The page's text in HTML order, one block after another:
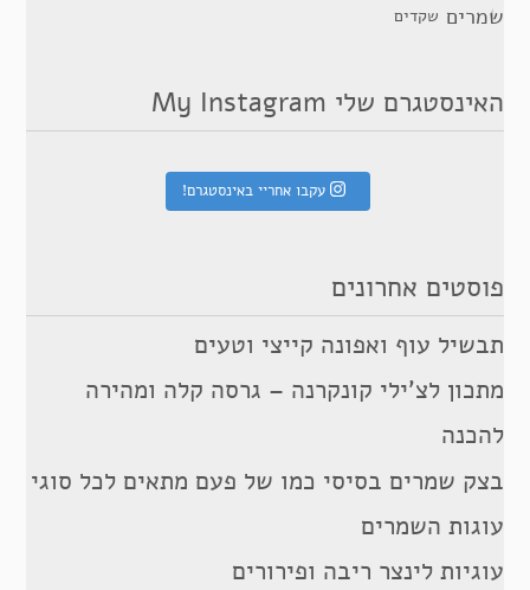
שמרים שקדים
האינסטגרם שלי My Instagram
עקבו אחריי באינסטגרם!
פוסטים אחרונים
תבשיל עוף ואפונה קייצי וטעים
מתכון לצ’ילי קונקרנה – גרסה קלה ומהירה
להכנה
בצק שמרים בסיסי כמו של פעם מתאים לכל סוגי
עוגות השמרים
עוגיות לינצר ריבה ופירורים